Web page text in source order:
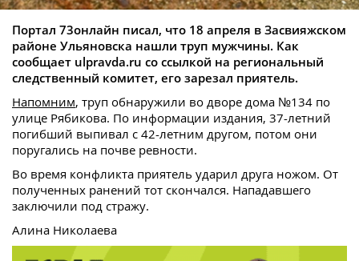
Портал 73онлайн писал, что 18 апреля в Засвияжском
районе Ульяновска нашли труп мужчины. Как
сообщает ulpravda.ru со ссылкой на региональный
следственный комитет, его зарезал приятель.
Напомним, труп обнаружили во дворе дома №134 по
улице Рябикова. По информации издания, 37-летний
погибший выпивал с 42-летним другом, потом они
поругались на почве ревности.
Во время конфликта приятель ударил друга ножом. От
полученных ранений тот скончался. Нападавшего
заключили под стражу.
Алина Николаева